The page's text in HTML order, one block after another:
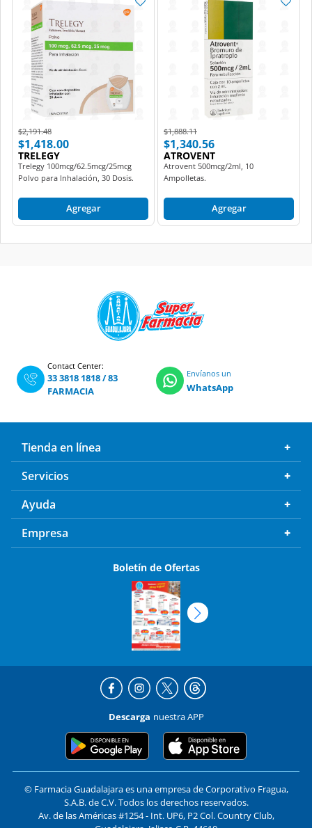
Price reduced from
$2,191.48to
$1,418.00
TRELEGY
Trelegy 100mcg/62.5mcg/25mcg
Polvo para Inhalación, 30 Dosis.
Agregar
Price reduced from
$1,888.11to
$1,340.56
ATROVENT
Atrovent 500mcg/2ml, 10
Ampolletas.
Agregar
Contact Center:
33 3818 1818/83
FARMACIA
Envíanos un
WhatsApp
Tienda en línea
Servicios
Ayuda
Empresa
Boletín de Ofertas
Descarga nuestra APP
© Farmacia Guadalajara es una empresa de Corporativo Fragua,
S.A.B. de C.V. Todos los derechos reservados.
Av. de las Américas #1254 - Int. UP6, P2 Col. Country Club,